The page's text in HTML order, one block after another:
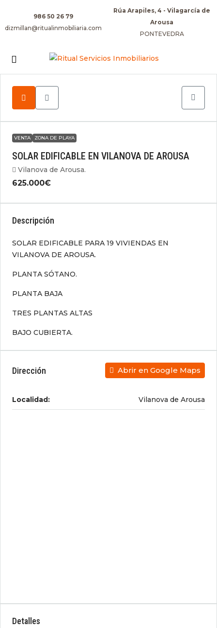
986 50 26 79
dizmillan@ritualinmobiliaria.com
Rúa Arapiles, 4 - Vilagarcía de
Arousa
PONTEVEDRA
VENTA ZONA DE PLAYA
SOLAR EDIFICABLE EN VILANOVA DE AROUSA
Vilanova de Arousa.
625.000€
Descripción
SOLAR EDIFICABLE PARA 19 VIVIENDAS EN
VILANOVA DE AROUSA.
PLANTA SÓTANO.
PLANTA BAJA
TRES PLANTAS ALTAS
BAJO CUBIERTA.
Dirección Abrir en Google Maps
Localidad: Vilanova de Arousa
Detalles